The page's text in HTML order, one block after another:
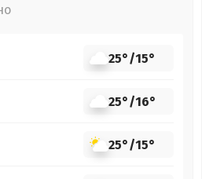
25°/15°
25°/16°
25°/15°